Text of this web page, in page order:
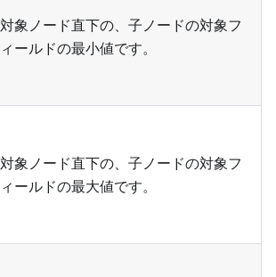
対象ノード直下の、子ノードの対象フ
ィールドの最小値です。
対象ノード直下の、子ノードの対象フ
ィールドの最大値です。